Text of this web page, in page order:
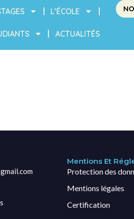
L’ÉCOLE
ACTUALITÉS
Mentions Et
Protection des
Mentions légales
Certification